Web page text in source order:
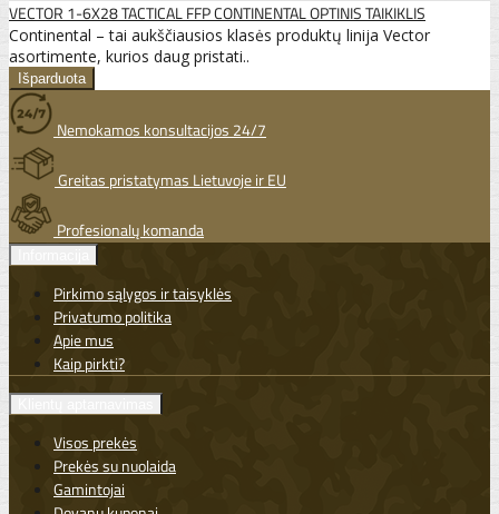
VECTOR 1-6X28 TACTICAL FFP CONTINENTAL OPTINIS TAIKIKLIS
Continental – tai aukščiausios klasės produktų linija Vector
asortimente, kurios daug pristati..
Nemokamos konsultacijos 24/7
Greitas pristatymas Lietuvoje ir EU
Profesionalų komanda
Pirkimo sąlygos ir taisyklės
Privatumo politika
Apie mus
Kaip pirkti?
Visos prekės
Prekės su nuolaida
Gamintojai